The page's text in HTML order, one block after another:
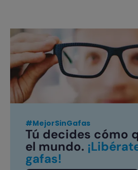
#MejorSinGafas
Tú decides cómo
el mundo.
gafas!